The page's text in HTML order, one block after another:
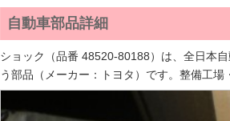
自動車部品詳細
ショック（品番 48520-80188）は、全日本
う部品（メーカー：トヨタ）です。整備工